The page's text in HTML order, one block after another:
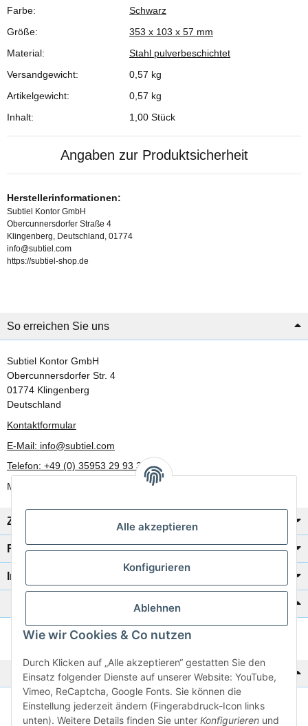
Alle akzeptieren
Konfigurieren
Ablehnen
Wie wir Cookies & Co nutzen
Durch Klicken auf „Alle akzeptieren“ gestatten Sie den
Einsatz folgender Dienste auf unserer Website: YouTube,
Vimeo, ReCaptcha, Google Fonts. Sie können die
Einstellung jederzeit ändern (Fingerabdruck-Icon links
unten). Weitere Details finden Sie unter Konfigurieren und
Produkteigenschaft
Wert
Farbe:
Schwarz
Größe:
353 x 103 x 57 mm
Material:
Stahl pulverbeschichtet
Versandgewicht:
0,57 kg
Artikelgewicht:
0,57 kg
Inhalt:
1,00 Stück
Angaben zur Produktsicherheit
Herstellerinformationen:
Subtiel Kontor GmbH
Obercunnersdorfer Straße 4
Klingenberg, Deutschland, 01774
info@subtiel.com
https://subtiel-shop.de
So erreichen Sie uns
Subtiel Kontor GmbH
Obercunnersdorfer Str. 4
01774 Klingenberg
Deutschland
Kontaktformular
E-Mail: info@subtiel.com
Telefon: +49 (0) 35953 29 93 30
Mo-Fr: 8:00 Uhr - 17:00 Uhr
Zahlung/Versand
Rechtliches
Informationen
Katalog zur Hand?
Zur Schnellbestellung
Noch kein Katalog?
Preisliste anschauen